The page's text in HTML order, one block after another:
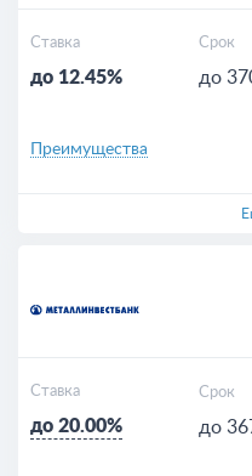
Ставка
до 12.45%
Срок
до
Преимущества
Ставка
до 20.00%
Срок
до